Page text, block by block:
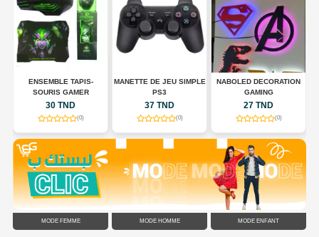
ENSEMBLE TAPIS-
SOURIS GAMER
30 TND
(0)
MANETTE DE JEU SIMPLE
PS3
37 TND
(0)
NABOLED DECORATION
GAMING
27 TND
(0)
MODE FEMME MODE HOMME MODE ENFANT